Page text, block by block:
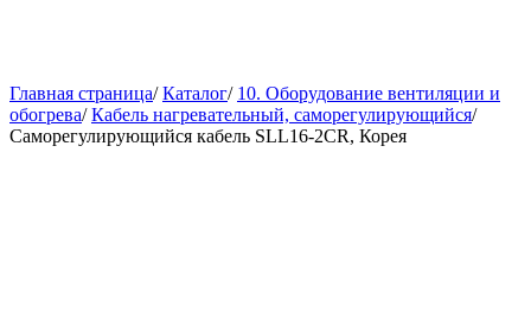
Главная страница/ Каталог/ 10. Оборудование вентиляции и
обогрева/ Кабель нагревательный, саморегулирующийся/
Саморегулирующийся кабель SLL16-2CR, Корея